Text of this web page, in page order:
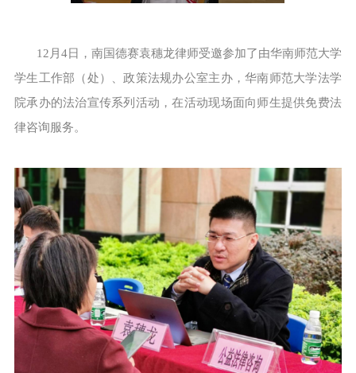
12月4日，南国德赛袁穗龙律师受邀参加了由华南师范大学
学生工作部（处）、政策法规办公室主办，华南师范大学法学
院承办的法治宣传系列活动，在活动现场面向师生提供免费法
律咨询服务。